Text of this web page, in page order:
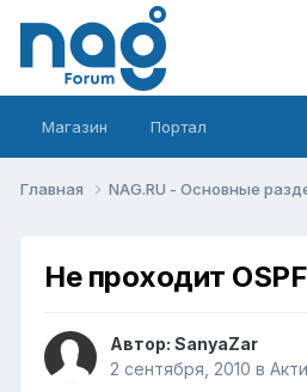
Магазин Портал
Главная NAG.RU - Основные
Не проходит
Автор: SanyaZar
2 сентября, 2010 в